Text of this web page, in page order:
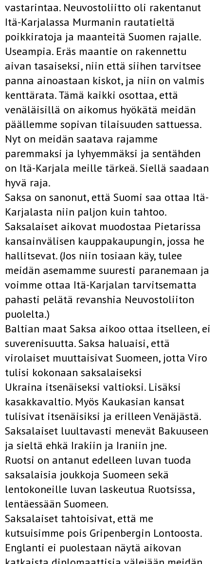
vastarintaa. Neuvostoliitto oli rakentanut
Itä-Karjalassa Murmanin rautatieltä
poikkiratoja ja maanteitä Suomen rajalle.
Useampia. Eräs maantie on rakennettu
aivan tasaiseksi, niin että siihen tarvitsee
panna ainoastaan kiskot, ja niin on valmis
kenttärata. Tämä kaikki osottaa, että
venäläisillä on aikomus hyökätä meidän
päällemme sopivan tilaisuuden sattuessa.
Nyt on meidän saatava rajamme
paremmaksi ja lyhyemmäksi ja sentähden
on Itä-Karjala meille tärkeä. Siellä saadaan
hyvä raja.
Saksa on sanonut, että Suomi saa ottaa Itä-
Karjalasta niin paljon kuin tahtoo.
Saksalaiset aikovat muodostaa Pietarissa
kansainvälisen kauppakaupungin, jossa he
hallitsevat. (Jos niin tosiaan käy, tulee
meidän asemamme suuresti paranemaan ja
voimme ottaa Itä-Karjalan tarvitsematta
pahasti pelätä revanshia Neuvostoliiton
puolelta.)
Baltian maat Saksa aikoo ottaa itselleen, ei
suverenisuutta. Saksa haluaisi, että
virolaiset muuttaisivat Suomeen, jotta Viro
tulisi kokonaan saksalaiseksi
Ukraina itsenäiseksi valtioksi. Lisäksi
kasakkavaltio. Myös Kaukasian kansat
tulisivat itsenäisiksi ja erilleen Venäjästä.
Saksalaiset luultavasti menevät Bakuuseen
ja sieltä ehkä Irakiin ja Iraniin jne.
Ruotsi on antanut edelleen luvan tuoda
saksalaisia joukkoja Suomeen sekä
lentokoneille luvan laskeutua Ruotsissa,
lentäessään Suomeen.
Saksalaiset tahtoisivat, että me
kutsuisimme pois Gripenbergin Lontoosta.
Englanti ei puolestaan näytä aikovan